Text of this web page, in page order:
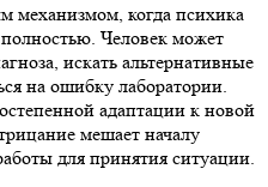
механизмом, когда психика
Человек может
искать альтернативные
на ошибку лаборатории.
адаптации к новой
мешает началу
для принятия ситуации.